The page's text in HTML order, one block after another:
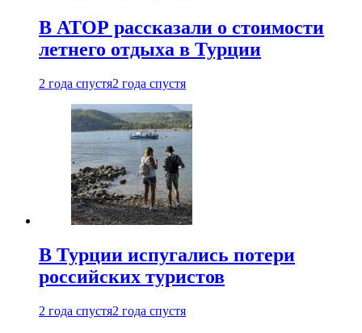
В АТОР рассказали о стоимости
летнего отдыха в Турции
2 года спустя2 года спустя
В Турции испугались потери
российских туристов
2 года спустя2 года спустя